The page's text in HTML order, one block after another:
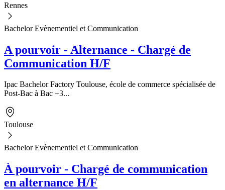
Rennes
Bachelor Evènementiel et Communication
A pourvoir - Alternance - Chargé de
Communication H/F
Ipac Bachelor Factory Toulouse, école de commerce spécialisée de
Post-Bac à Bac +3...
Toulouse
Bachelor Evènementiel et Communication
À pourvoir - Chargé de communication
en alternance H/F